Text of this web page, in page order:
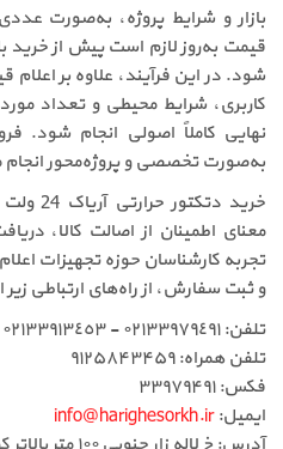
بازار و شرایط پروژه، به‌صورت
قیمت به‌روز لازم است پیش از
شود. در این فرآیند، علاوه بر
کاربری، شرایط محیطی و تعداد مورد
نهایی کاملاً اصولی انجام شود.
به‌صورت تخصصی و پروژه‌محور
معنای اطمینان از اصالت کالا،
تجربه کارشناسان حوزه تجهیزات
و ثبت سفارش، از راه‌های ارتباطی زیر
تلفن: ٠٢١٣٣٩٧٩٤٩١ - ٠٢١٣٣٩١٣٤٥٣
تلفن همراه: ۹۱۲۵۸۴۳۴۵۹
فکس: ۳۳۹۷۹۴۹۱
ایمیل:info@harighesorkh.ir